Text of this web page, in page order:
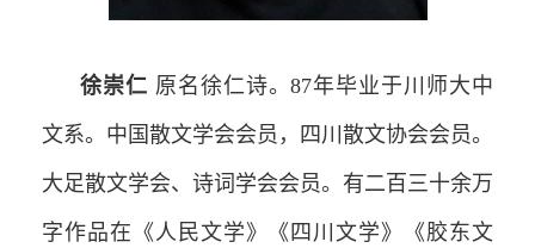
徐崇仁 原名徐仁诗。87年毕业于川师大中
文系。中国散文学会会员，四川散文协会会员。
大足散文学会、诗词学会会员。有二百三十余万
字作品在《人民文学》《四川文学》《胶东文